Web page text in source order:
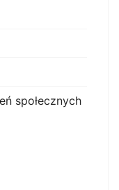
społecznych